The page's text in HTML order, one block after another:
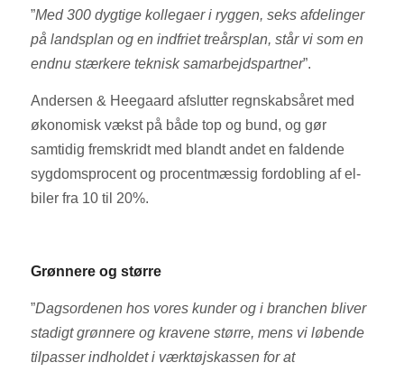
”Med 300 dygtige kollegaer i ryggen, seks afdelinger
på landsplan og en indfriet treårsplan, står vi som en
endnu stærkere teknisk samarbejdspartner”.
Andersen & Heegaard afslutter regnskabsåret med
økonomisk vækst på både top og bund, og gør
samtidig fremskridt med blandt andet en faldende
sygdomsprocent og procentmæssig fordobling af el-
biler fra 10 til 20%.
Grønnere og større
”Dagsordenen hos vores kunder og i branchen bliver
stadigt grønnere og kravene større, mens vi løbende
tilpasser indholdet i værktøjskassen for at